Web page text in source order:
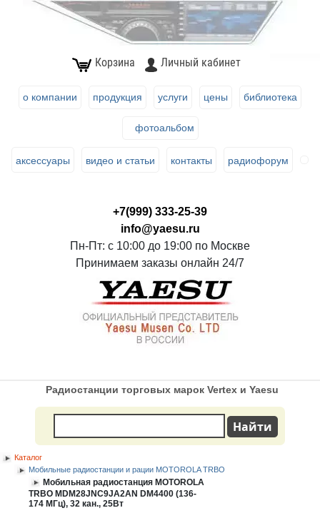
Корзина Личный кабинет
о компании продукция услуги цены библиотека
фотоальбом
аксессуары видео и статьи контакты радиофорум
+7(999) 333-25-39
info@yaesu.ru
Пн-Пт: с 10:00 до 19:00 по Москве
Принимаем заказы онлайн 24/7
Радиостанции торговых марок Vertex и Yaesu
Каталог
Мобильные радиостанции и рации MOTOROLA TRBO
Мобильная радиостанция MOTOROLA
TRBO MDM28JNC9JA2AN DM4400 (136-
174 МГц), 32 кан., 25Вт